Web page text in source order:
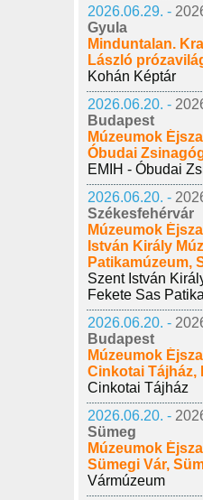
2026.06.29. -
Gyula
Minduntalan.
László
Kohán Képtár
2026.06.20. -
Budapest
Múzeumok
Óbudai
EMIH - Óbudai
2026.06.20. -
Székesfehérvár
Múzeumok
István Király
Patikamúzeum,
Szent István
Fekete Sas
2026.06.20. -
Budapest
Múzeumok
Cinkotai Tájház,
Cinkotai Tájház
2026.06.20. -
Sümeg
Múzeumok
Sümegi Vár,
Vármúzeum